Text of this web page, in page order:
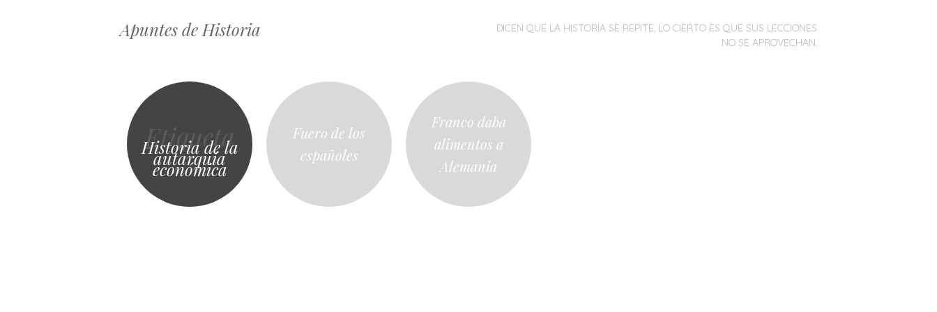
Apuntes de Historia MENÚ
SALTARDICEN QUE LA HISTORIA SE REPITE, LO CIERTO ES QUE SUS LECCIONES
NO SE APROVECHAN.
Etiqueta
Historia de la
autarquía
económica
Fuero de los
españoles
Franco daba
alimentos a
Alemania